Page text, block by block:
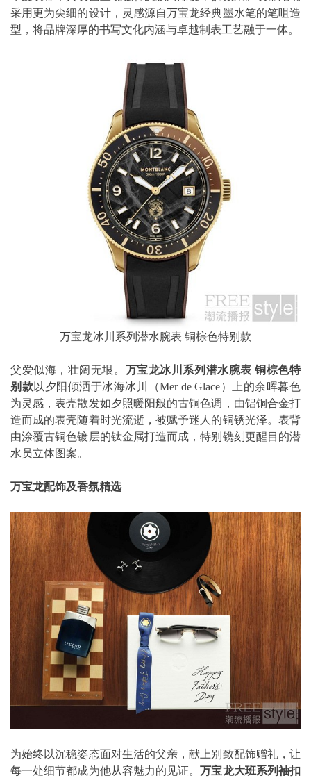
采用更为尖细的设计，灵感源自万宝龙经典墨水笔的笔咀造
型，将品牌深厚的书写文化内涵与卓越制表工艺融于一体。
万宝龙冰川系列潜水腕表 铜棕色特别款
父爱似海，壮阔无垠。 万宝龙冰川系列潜水腕表 铜棕色特
别款以夕阳倾洒于冰海冰川（Mer de Glace）上的余晖暮色
为灵感，表壳散发如夕照暖阳般的古铜色调，由铝铜合金打
造而成的表壳随着时光流逝，被赋予迷人的铜锈光泽。表背
由涂覆古铜色镀层的钛金属打造而成，特别镌刻更醒目的潜
水员立体图案。
万宝龙配饰及香氛精选
为始终以沉稳姿态面对生活的父亲，献上别致配饰赠礼，让
每一处细节都成为他从容魅力的见证。万宝龙大班系列袖扣